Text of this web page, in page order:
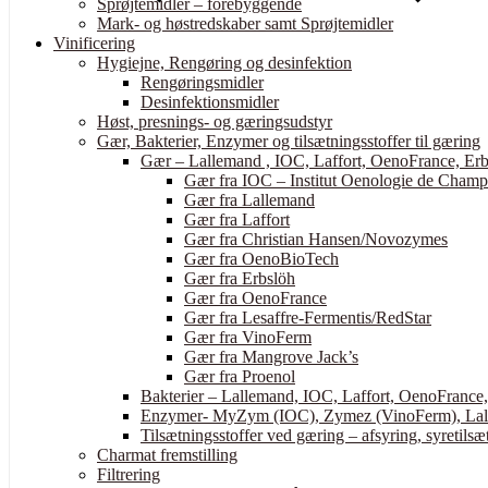
Sprøjtemidler – forebyggende
Mark- og høstredskaber samt Sprøjtemidler
Vinificering
Hygiejne, Rengøring og desinfektion
Rengøringsmidler
Desinfektionsmidler
Høst, presnings- og gæringsudstyr
Gær, Bakterier, Enzymer og tilsætningsstoffer til gæring
Gær – Lallemand , IOC, Laffort, OenoFrance,
Gær fra IOC – Institut Oenologie de
Gær fra Lallemand
Gær fra Laffort
Gær fra Christian Hansen/Novozymes
Gær fra OenoBioTech
Gær fra Erbslöh
Gær fra OenoFrance
Gær fra Lesaffre-Fermentis/RedStar
Gær fra VinoFerm
Gær fra Mangrove Jack’s
Gær fra Proenol
Bakterier – Lallemand, IOC, Laffort,
Enzymer- MyZym (IOC), Zymez (VinoFerm),
Tilsætningsstoffer ved gæring – afsyring,
Charmat fremstilling
Filtrering